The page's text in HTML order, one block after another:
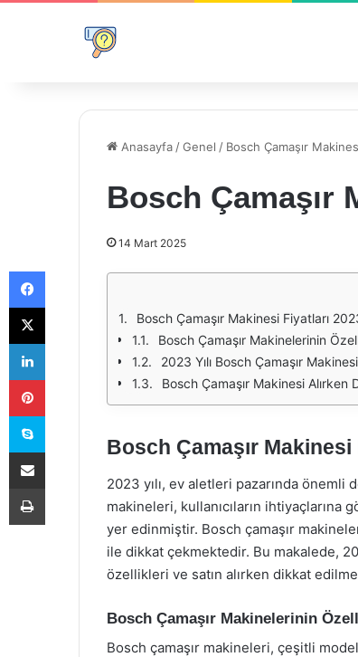
Anasayfa /Genel / Bosch Çamaşır
Bosch Çamaşır
14 Mart 2025
Bosch Çamaşır Makinesi Fiyatları
Bosch Çamaşır Makinelerinin
2023 Yılı Bosch Çamaşır
Bosch Çamaşır Makinesi
Bosch Çamaşır Makinesi
2023 yılı, ev aletleri pazarında önemli
makineleri, kullanıcıların
yer edinmiştir. Bosch çamaşır
ile dikkat çekmektedir. Bu makalede,
özellikleri ve satın alırken dikkat
Bosch Çamaşır Makinelerinin
Bosch çamaşır makineleri, çeşitli
Facebook
X
LinkedIn
Pinterest
Skype
E-Posta ile paylaş